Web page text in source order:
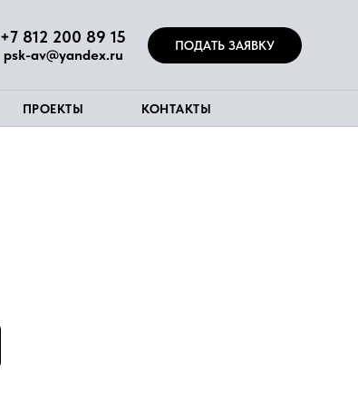
+7 812 200 89 15
psk-av@yandex.ru
ПОДАТЬ ЗАЯВКУ
ПРОЕКТЫ КОНТАКТЫ